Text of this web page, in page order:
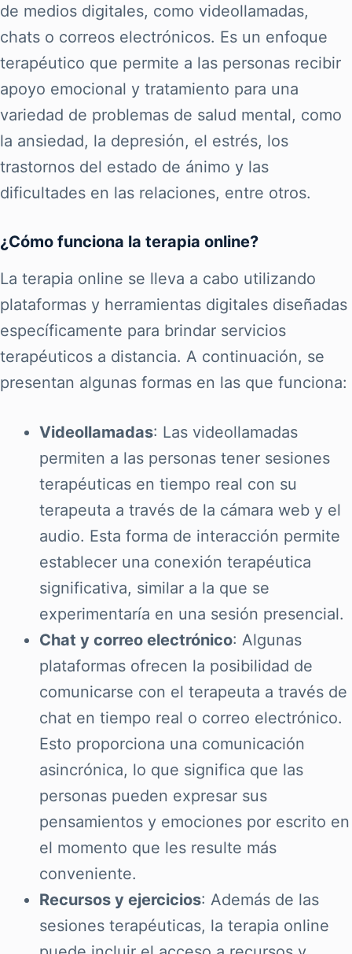
de medios digitales, como videollamadas,
chats o correos electrónicos. Es un enfoque
terapéutico que permite a las personas recibir
apoyo emocional y tratamiento para una
variedad de problemas de salud mental, como
la ansiedad, la depresión, el estrés, los
trastornos del estado de ánimo y las
dificultades en las relaciones, entre otros.
¿Cómo funciona la terapia online?
La terapia online se lleva a cabo utilizando
plataformas y herramientas digitales diseñadas
específicamente para brindar servicios
terapéuticos a distancia. A continuación, se
presentan algunas formas en las que funciona:
Videollamadas: Las videollamadas
permiten a las personas tener sesiones
terapéuticas en tiempo real con su
terapeuta a través de la cámara web y el
audio. Esta forma de interacción permite
establecer una conexión terapéutica
significativa, similar a la que se
experimentaría en una sesión presencial.
Chat y correo electrónico: Algunas
plataformas ofrecen la posibilidad de
comunicarse con el terapeuta a través de
chat en tiempo real o correo electrónico.
Esto proporciona una comunicación
asincrónica, lo que significa que las
personas pueden expresar sus
pensamientos y emociones por escrito en
el momento que les resulte más
conveniente.
Recursos y ejercicios: Además de las
sesiones terapéuticas, la terapia online